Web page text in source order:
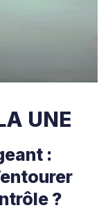
UNE
:
?